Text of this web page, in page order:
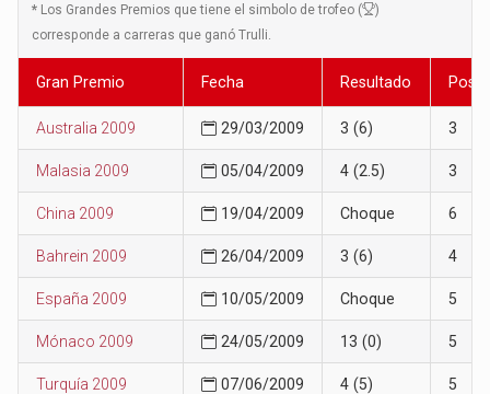
* Los Grandes Premios que tiene el simbolo de trofeo (
)
corresponde a carreras que ganó Trulli.
Gran Premio Fecha Resultado
Australia 2009 29/03/2009 3 (6) 3
Malasia 2009 05/04/2009 4 (2.5) 3
China 2009 19/04/2009 Choque 6
Bahrein 2009 26/04/2009 3 (6) 4
España 2009 10/05/2009 Choque 5
Mónaco 2009 24/05/2009 13 (0) 5
Turquía 2009 07/06/2009 4 (5) 5